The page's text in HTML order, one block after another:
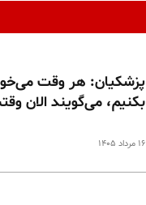
پزشکیان: هر وقت
بکنیم، می‌گویند الان
۱۶ مرداد ۱۴۰۵